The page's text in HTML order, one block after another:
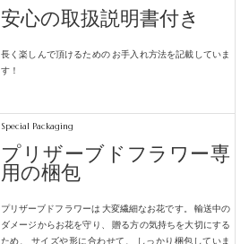
安心の取扱説明書付き
長く楽しんで頂けるためのお手入れ方法を記載していま
す！
Special Packaging
プリザーブドフラワー専
用の梱包
プリザーブドフラワーは 大変繊細なお花です。
輸送中の
ダメージからお花を守り、
贈る方の気持ちを大切にする
ため、
サイズや形に合わせて、
しっかり梱包していま